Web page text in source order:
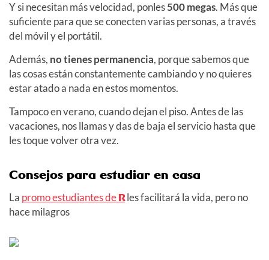
Y si necesitan más velocidad, ponles500 megas. Más que
suficiente para que se conecten varias personas, a través
del móvil y el portátil.
Además, no tienes permanencia, porque sabemos que
las cosas están constantemente cambiando y no quieres
estar atado a nada en estos momentos.
Tampoco en verano, cuando dejan el piso. Antes de las
vacaciones, nos llamas y das de baja el servicio hasta que
les toque volver otra vez.
Consejos para estudiar en casa
La promo estudiantes deRles facilitará la vida, pero no
hace milagros